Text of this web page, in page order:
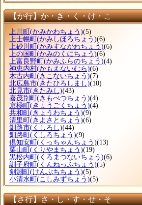
【か行】か・き・く・け・こ
上川町(かみかわちょう)(5)
上士幌町(かみしほろちょう)(6)
上砂川町(かみすながわちょう)(6)
上の国町(かみのくにちょう)(6)
上富良野町(かみふらのちょう)(4)
神恵内村(かもえないむら)(6)
木古内町(きこないちょう)(7)
北広島市(きたひろしまし)(10)
北見市(きたみし)(43)
喜茂別町(きもべつちょう)(4)
京極町(きょうごくちょう)(4)
共和町(きょうわちょう)(9)
清里町(きよさとちょう)(6)
釧路市(くしろし)(44)
釧路町(くしろちょう)(9)
倶知安町(くっちゃんちょう)(13)
栗山町(くりやまちょう)(19)
黒松内町(くろまつないちょう)(6)
訓子府町(くんねっぷちょう)(5)
剣淵町(けんぶちちょう)(5)
小清水町(こしみずちょう)(5)
【さ行】さ・し・す・せ・そ